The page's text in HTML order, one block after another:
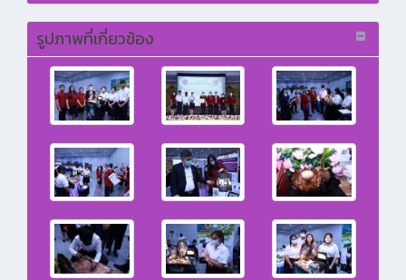
รูปภาพที่เกี่ยวข้อง